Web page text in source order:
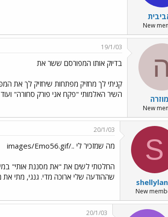
New
ה
New
19/1/03
בדיוק אותו המפורסם ששר את
קניתי לך מחזיק מפתחות שיחזיק לך את
השיר האלמותי "פקח אני פורק סחורה"
S
New
20/1/03
מה שמזכיר לי ../images/Emo56.gif
החלטתי לשים את "את מסננת אותי"
שההודעה שלי ארוכה מדי. גנגי, מתי
20/1/03